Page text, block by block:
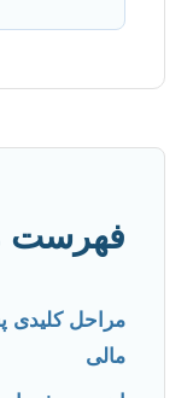
فهرست
مراحل کلیدی
مالی